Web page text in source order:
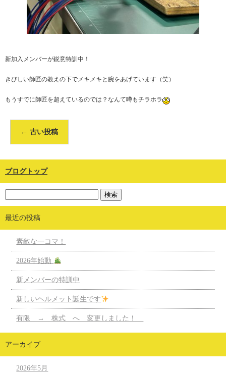
新加入メンバーが鋭意特訓中！
きびしい師匠の教えの下でメキメキと腕をあげています（笑）
もうすでに師匠を超えているのでは？なんて噂もチラホラ
← 古い投稿
ブログトップ
最近の投稿
素敵な一コマ！
2026年始動
新メンバーの特訓中
新しいヘルメット誕生です
有限 → 株式 へ 変更しました！
アーカイブ
2026年5月